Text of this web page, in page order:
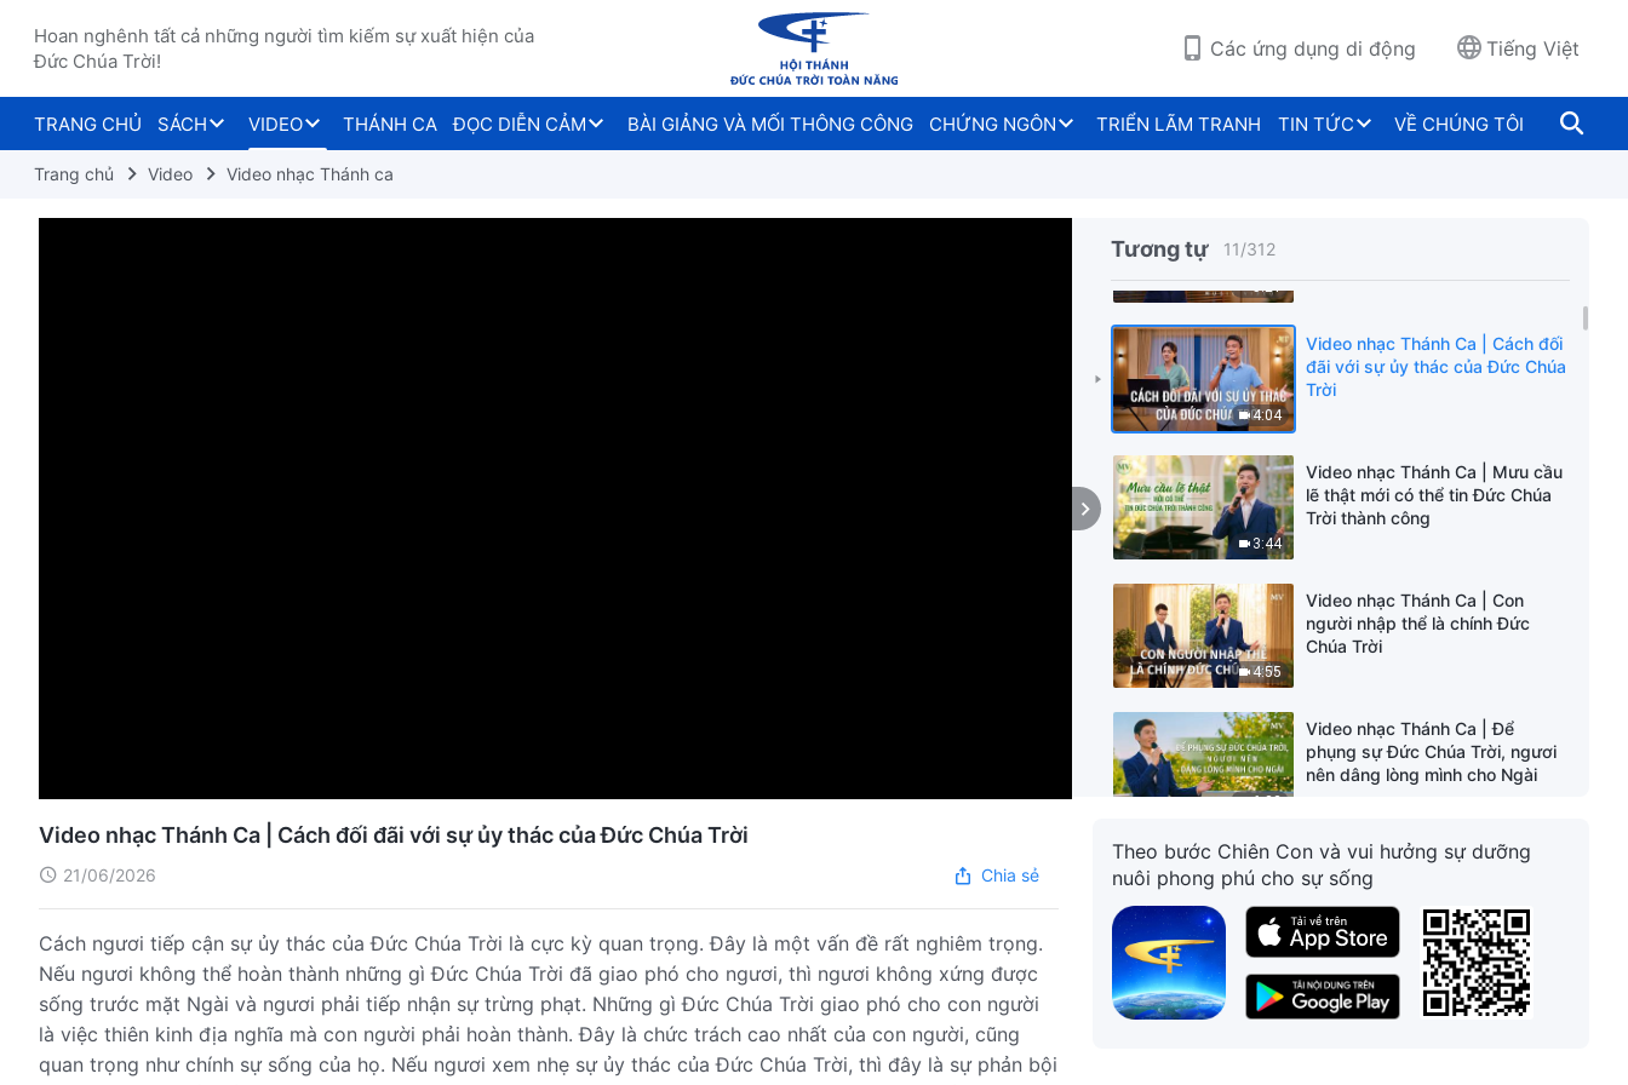
Hoan nghênh tất cả những người tìm kiếm sự xuất hiện của
Đức Chúa Trời!
Các ứng dụng di động Tiếng Việt
TRANG CHỦ SÁCH VIDEO THÁNH CA ĐỌC DIỄN CẢM BÀI GIẢNG VÀ MỐI THÔNG CÔNG CHỨNG NGÔN TRIỂN LÃM TRANH TIN TỨC VỀ CHÚNG TÔI
Trang chủ Video Video nhạc Thánh ca
Tương tự 11/312
phận là chuyện lớn hàng đầu
của đời người
5:21
4:04
Video nhạc Thánh Ca | Cách đối
đãi với sự ủy thác của Đức Chúa
Trời
3:44
Video nhạc Thánh Ca | Mưu cầu
lẽ thật mới có thể tin Đức Chúa
Trời thành công
4:55
Video nhạc Thánh Ca | Con
người nhập thể là chính Đức
Chúa Trời
6:32
Video nhạc Thánh Ca | Để
phụng sự Đức Chúa Trời, ngươi
nên dâng lòng mình cho Ngài
3:55
Video nhạc Thánh Ca | Tình cảm
và tình yêu này của Đức Chúa
Trời
Video nhạc Thánh Ca | Đi trên
con đường mưu cầu lẽ thật thì
Video nhạc Thánh Ca | Cách đối đãi với sự ủy thác của Đức Chúa Trời
21/06/2026 Chia sẻ
Cách ngươi tiếp cận sự ủy thác của Đức Chúa Trời là cực kỳ quan trọng. Đây là một vấn đề rất nghiêm trọng.
Nếu ngươi không thể hoàn thành những gì Đức Chúa Trời đã giao phó cho ngươi, thì ngươi không xứng được
sống trước mặt Ngài và ngươi phải tiếp nhận sự trừng phạt. Những gì Đức Chúa Trời giao phó cho con người
là việc thiên kinh địa nghĩa mà con người phải hoàn thành. Đây là chức trách cao nhất của con người, cũng
quan trọng như chính sự sống của họ. Nếu ngươi xem nhẹ sự ủy thác của Đức Chúa Trời, thì đây là sự phản bội
Theo bước Chiên Con và vui hưởng sự dưỡng
nuôi phong phú cho sự sống